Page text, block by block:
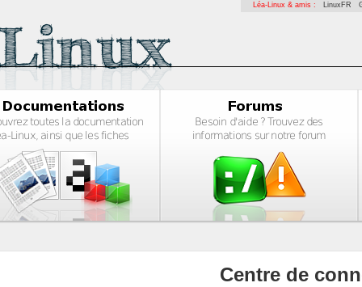
Léa-Linux & amis : LinuxFR
Centre de